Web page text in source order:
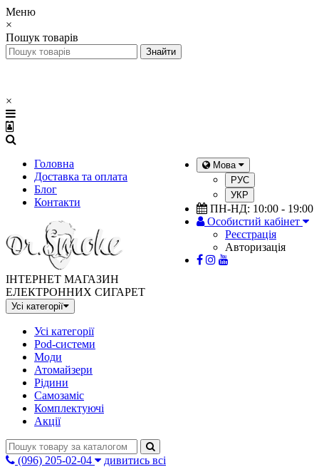
Меню
×
Пошук товарів
×
Головна
Доставка та оплата
Блог
Контакти
Мова
РУС
УКР
ПН-НД: 10:00 - 19:00
Особистий кабінет
Реєстрація
Авторизація
ІНТЕРНЕТ МАГАЗИН
ЕЛЕКТРОННИХ СИГАРЕТ
Усі категорії
Усі категорії
Pod-системи
Моди
Атомайзери
Рідини
Самозаміс
Комплектуючі
Акції
(096) 205-02-04
дивитись всі